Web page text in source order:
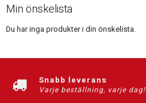
Min önskelista
Du har inga produkter i din önskelista.
Snabb leverans
Varje beställning, varje dag!